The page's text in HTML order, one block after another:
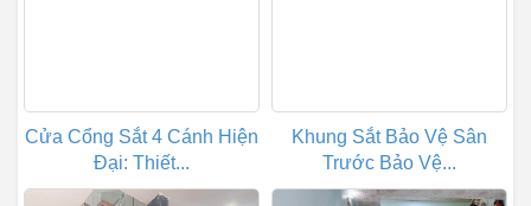
Cửa Cổng Sắt 4 Cánh Hiện
Đại: Thiết...
Khung Sắt Bảo Vệ Sân
Trước Bảo Vệ...